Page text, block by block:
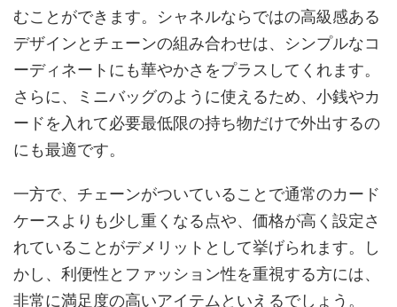
むことができます。シャネルならではの高級感ある
デザインとチェーンの組み合わせは、シンプルなコ
ーディネートにも華やかさをプラスしてくれます。
さらに、ミニバッグのように使えるため、小銭やカ
ードを入れて必要最低限の持ち物だけで外出するの
にも最適です。
一方で、チェーンがついていることで通常のカード
ケースよりも少し重くなる点や、価格が高く設定さ
れていることがデメリットとして挙げられます。し
かし、利便性とファッション性を重視する方には、
非常に満足度の高いアイテムといえるでしょう。